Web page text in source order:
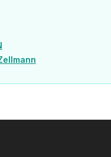
übernehmen wir selbstverständlich sämtliche Formalitäten – von der Übergabedokumentation bis zur Abstimmung mit
und verantwortet. Visualisierungen, virtuelle Möblierungen oder sonstige computergenerierte Darstellungen dienen